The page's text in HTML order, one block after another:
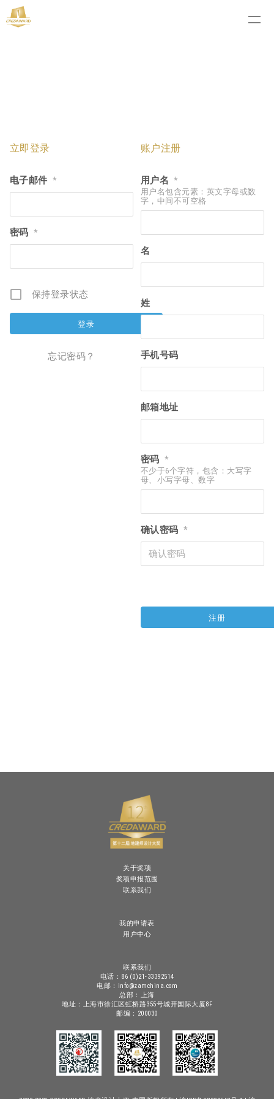
立即登录
电子邮件 *
密码 *
保持登录状态
忘记密码？
账户注册
用户名 *
用户名包含元素：英文字母或数
字，中间不可空格
名
姓
手机号码
邮箱地址
密码 *
不少于6个字符，包含：大写字
母、小写字母、数字
确认密码 *
关于奖项
奖项申报范围
联系我们
我的申请表
用户中心
联系我们
电话：86 (0)21-33392514
电邮：info@zamchina.com
总部：上海
地址：上海市徐汇区虹桥路355号城开国际大厦8F
邮编：200030